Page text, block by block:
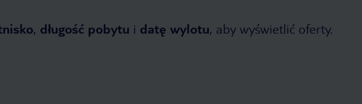
, długość pobytu i datę wylotu, aby wyświetlić oferty.